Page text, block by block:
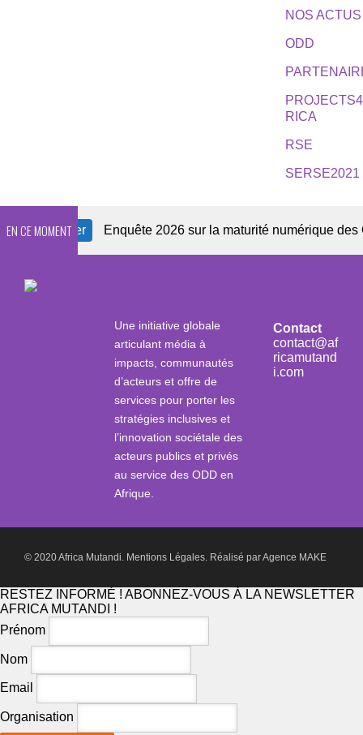
NOS ACTUS
ODD
RICA
RSE
SERSE2021
EN CE MOMENTEnquête 2026 sur la maturité numérique des OSC
Une initiative globale
articulant média à
impacts, communautés
d’acteurs et offre de
services pour porter les
stratégies inclusives et
l’innovation sociétale des
acteurs publics et privés
au service des ODD en
Afrique.
Contact
contact@af
ricamutand
i.com
© 2020 Africa Mutandi. Mentions Légales. Réalisé parAgence MAKE
RESTEZ INFORMÉ ! ABONNEZ-VOUS À LA NEWSLETTER
AFRICA MUTANDI !
Prénom
Nom
Email
Organisation